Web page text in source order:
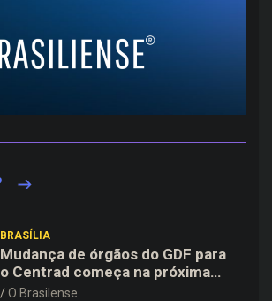
BRASÍLIA
Mudança de órgãos do GDF para
o Centrad começa na próxima
semana, anuncia Celina Leão
O Brasilense